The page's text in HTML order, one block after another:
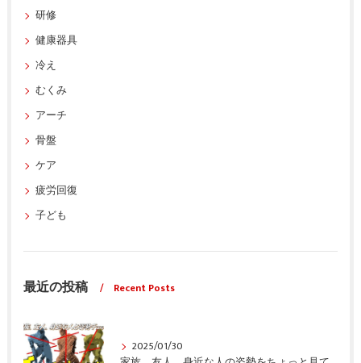
研修
健康器具
冷え
むくみ
アーチ
骨盤
ケア
疲労回復
子ども
最近の投稿 Recent Posts
2025/01/30